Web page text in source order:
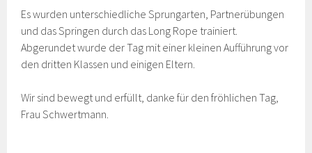
Es wurden unterschiedliche Sprungarten, Partnerübungen
und das Springen durch das Long Rope trainiert.
Abgerundet wurde der Tag mit einer kleinen Aufführung vor
den dritten Klassen und einigen Eltern.
Wir sind bewegt und erfüllt, danke für den fröhlichen Tag,
Frau Schwertmann.